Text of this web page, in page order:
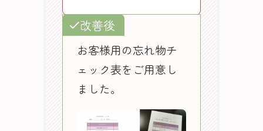
改善後
お客様用の忘れ物チ
ェック表をご用意し
ました。